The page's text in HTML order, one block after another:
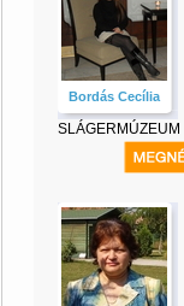
Bordás Cecília
SLÁGERMÚZEUM